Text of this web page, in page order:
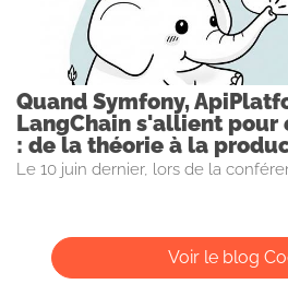
Quand Symfony,
LangChain s'allient pour
: de la théorie à la
Le 10 juin dernier, lors de la
Voir le blog